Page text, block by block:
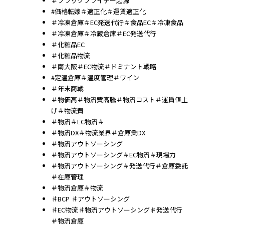
#価格転嫁＃適正化＃運賃適正化
＃冷凍倉庫＃EC発送代行＃食品EC＃冷凍食品
＃冷凍倉庫＃冷蔵倉庫＃EC発送代行
＃化粧品EC
＃化粧品物流
＃南大阪＃EC物流＃ドミナント戦略
#定温倉庫＃温度管理＃ワイン
＃年末商戦
＃物価高＃物流費高騰＃物流コスト＃運賃値上
げ＃物流費
＃物流＃EC物流＃
＃物流DX＃物流業界＃倉庫業DX
＃物流アウトソーシング
＃物流アウトソーシング＃EC物流＃現場力
＃物流アウトソーシング＃発送代行＃倉庫委託
＃在庫管理
＃物流倉庫＃物流
♯BCP ♯アウトソーシング
♯EC物流♯物流アウトソーシング♯発送代行
＃物流倉庫